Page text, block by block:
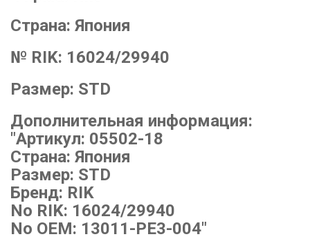
Страна: Япония
№ RIK: 16024/29940
Размер: STD
Дополнительная информация:
"Артикул: 05502-18
Страна: Япония
Размер: STD
Бренд: RIK
No RIK: 16024/29940
No OEM: 13011-PE3-004"